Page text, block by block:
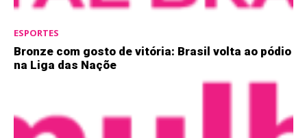
ESPORTES
Bronze com gosto de vitória: Brasil volta ao pódio
na Liga das Naçõe